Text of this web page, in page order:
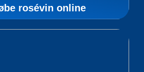
rosévin online